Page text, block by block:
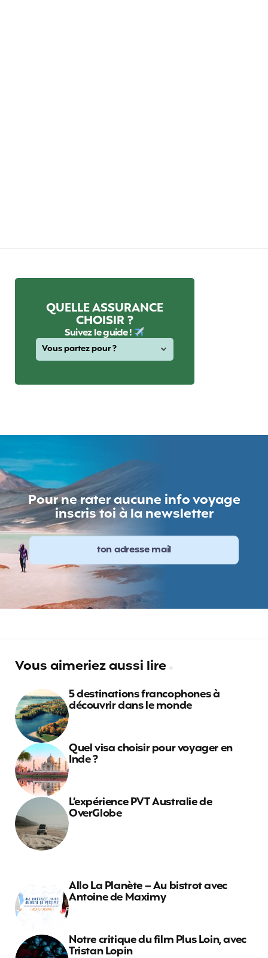
QUELLE ASSURANCE
CHOISIR ?
Suivez le guide !
Pour ne rater aucune info voyage
inscris toi à la newsletter
Vous aimeriez aussi lire
5 destinations francophones à
découvrir dans le monde
Quel visa choisir pour voyager en
Inde ?
L’expérience PVT Australie de
OverGlobe
Allo La Planète – Au bistrot avec
Antoine de Maximy
Notre critique du film Plus Loin, avec
Tristan Lopin